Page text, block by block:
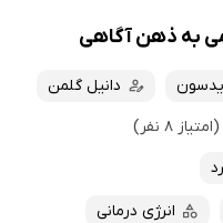
تازه‌ها
داغ‌ترین‌ها
پرفروش‌ها
پربحث‌ها
ارزان ترین‌ها
به ذهن آگاهی
دانیل گلمن
(امتیاز ۸ نفر)
انرژی درمانی